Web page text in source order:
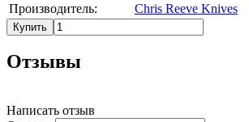
Производитель:
Chris Reeve Knives
Купить
Отзывы
Написать отзыв